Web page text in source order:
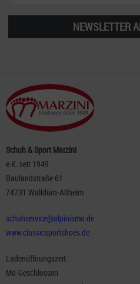
NEWSLETTER
Schuh & Sport Marzini
e.K. seit 1949
Baulandstraße 61
74731 Walldürn-Altheim
schuhservice@alpinismo.de
www.classicsportshoes.de
Ladenöffnungszeit:
Mo-Geschlossen